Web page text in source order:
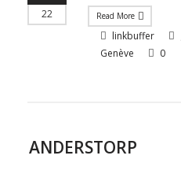
22 Read More
linkbuffer
Genève
0
ANDERSTORP